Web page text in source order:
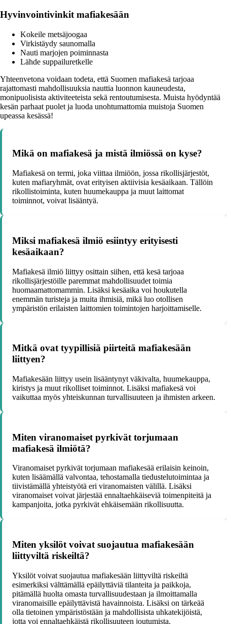
Hyvinvointivinkit mafiakesään
Kokeile metsäjoogaa
Virkistäydy saunomalla
Nauti marjojen poiminnasta
Lähde suppailuretkelle
Yhteenvetona voidaan todeta, että Suomen mafiakesä tarjoaa
rajattomasti mahdollisuuksia nauttia luonnon kauneudesta,
monipuolisista aktiviteeteista sekä rentoutumisesta. Muista hyödyntää
kesän parhaat puolet ja luoda unohtumattomia muistoja Suomen
upeassa kesässä!
Mikä on mafiakesä ja mistä ilmiössä on kyse?
Mafiakesä on termi, joka viittaa ilmiöön, jossa rikollisjärjestöt,
kuten mafiaryhmät, ovat erityisen aktiivisia kesäaikaan. Tällöin
rikollistoiminta, kuten huumekauppa ja muut laittomat
toiminnot, voivat lisääntyä.
Miksi mafiakesä ilmiö esiintyy erityisesti
kesäaikaan?
Mafiakesä ilmiö liittyy osittain siihen, että kesä tarjoaa
rikollisjärjestöille paremmat mahdollisuudet toimia
huomaamattomammin. Lisäksi kesäaika voi houkutella
enemmän turisteja ja muita ihmisiä, mikä luo otollisen
ympäristön erilaisten laittomien toimintojen harjoittamiselle.
Mitkä ovat tyypillisiä piirteitä mafiakesään
liittyen?
Mafiakesään liittyy usein lisääntynyt väkivalta, huumekauppa,
kiristys ja muut rikolliset toiminnot. Lisäksi mafiakesä voi
vaikuttaa myös yhteiskunnan turvallisuuteen ja ihmisten arkeen.
Miten viranomaiset pyrkivät torjumaan
mafiakesä ilmiötä?
Viranomaiset pyrkivät torjumaan mafiakesää erilaisin keinoin,
kuten lisäämällä valvontaa, tehostamalla tiedustelutoimintaa ja
tiivistämällä yhteistyötä eri viranomaisten välillä. Lisäksi
viranomaiset voivat järjestää ennaltaehkäiseviä toimenpiteitä ja
kampanjoita, jotka pyrkivät ehkäisemään rikollisuutta.
Miten yksilöt voivat suojautua mafiakesään
liittyviltä riskeiltä?
Yksilöt voivat suojautua mafiakesään liittyviltä riskeiltä
esimerkiksi välttämällä epäilyttäviä tilanteita ja paikkoja,
pitämällä huolta omasta turvallisuudestaan ja ilmoittamalla
viranomaisille epäilyttävistä havainnoista. Lisäksi on tärkeää
olla tietoinen ympäristöstään ja mahdollisista uhkatekijöistä,
jotta voi ennaltaehkäistä rikollisuuteen joutumista.